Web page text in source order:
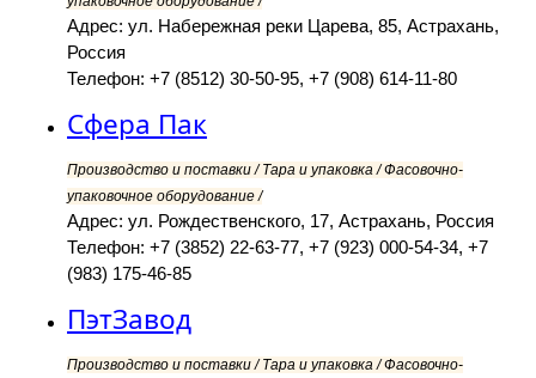
Адрес: ул. Набережная реки Царева, 85, Астрахань,
Россия
Телефон: +7 (8512) 30-50-95, +7 (908) 614-11-80
Сфера Пак
Производство и поставки / Тара и упаковка / Фасовочно-
упаковочное оборудование /
Адрес: ул. Рождественского, 17, Астрахань, Россия
Телефон: +7 (3852) 22-63-77, +7 (923) 000-54-34, +7
(983) 175-46-85
ПэтЗавод
Производство и поставки / Тара и упаковка / Фасовочно-